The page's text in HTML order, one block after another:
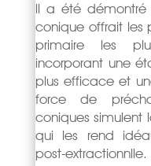
ll a été démontré
conique offrait les
primaire les
incorporant une
plus efficace et
force de
coniques simulent
qui les rend
post-extractionnlle.